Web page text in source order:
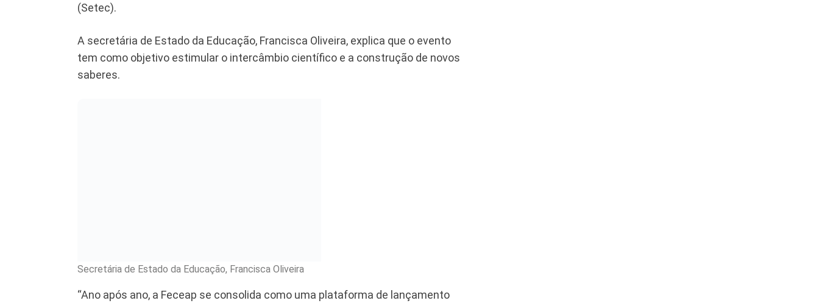
(Setec).
A secretária de Estado da Educação, Francisca Oliveira, explica que o evento
tem como objetivo estimular o intercâmbio científico e a construção de novos
saberes.
Secretária de Estado da Educação, Francisca Oliveira
“Ano após ano, a Feceap se consolida como uma plataforma de lançamento